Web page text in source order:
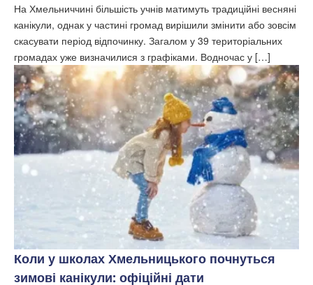
На Хмельниччині більшість учнів матимуть традиційні весняні
канікули, однак у частині громад вирішили змінити або зовсім
скасувати період відпочинку. Загалом у 39 територіальних
громадах уже визначилися з графіками. Водночас у […]
Коли у школах Хмельницького почнуться
зимові канікули: офіційні дати